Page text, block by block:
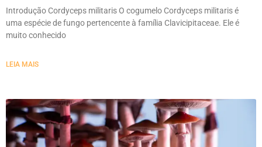
Introdução Cordyceps militaris O cogumelo Cordyceps militaris é
uma espécie de fungo pertencente à família Clavicipitaceae. Ele é
muito conhecido
LEIA MAIS